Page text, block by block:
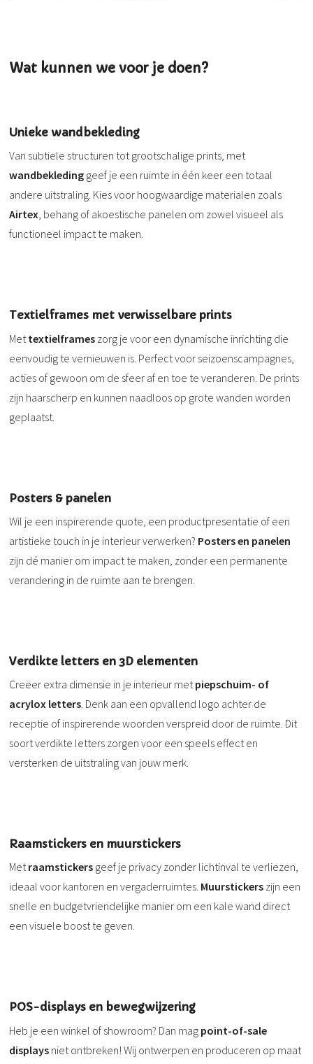
Wat kunnen we voor je doen?
Unieke wandbekleding
Van subtiele structuren tot grootschalige prints, met
wandbekleding geef je een ruimte in één keer een totaal
andere uitstraling. Kies voor hoogwaardige materialen zoals
Airtex, behang of akoestische panelen om zowel visueel als
functioneel impact te maken.
Textielframes met verwisselbare prints
Met textielframes zorg je voor een dynamische inrichting die
eenvoudig te vernieuwen is. Perfect voor seizoenscampagnes,
acties of gewoon om de sfeer af en toe te veranderen. De prints
zijn haarscherp en kunnen naadloos op grote wanden worden
geplaatst.
Posters & panelen
Wil je een inspirerende quote, een productpresentatie of een
artistieke touch in je interieur verwerken? Posters en panelen
zijn dé manier om impact te maken, zonder een permanente
verandering in de ruimte aan te brengen.
Verdikte letters en 3D elementen
Creëer extra dimensie in je interieur metpiepschuim- of
acrylox letters. Denk aan een opvallend logo achter de
receptie of inspirerende woorden verspreid door de ruimte. Dit
soort verdikte letters zorgen voor een speels effect en
versterken de uitstraling van jouw merk.
Raamstickers en muurstickers
Metraamstickers geef je privacy zonder lichtinval te verliezen,
ideaal voor kantoren en vergaderruimtes. Muurstickers zijn een
snelle en budgetvriendelijke manier om een kale wand direct
een visuele boost te geven.
POS-displays en bewegwijzering
Heb je een winkel of showroom? Dan mag point-of-sale
displays niet ontbreken! Wij ontwerpen en produceren op maat